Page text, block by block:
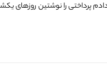
پرداختی را نوشتین روزهای